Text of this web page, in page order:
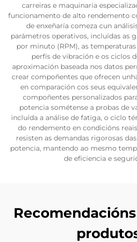
carreiras e maquinaria
funcionamento de alto rendemento
de enxeñaría comeza cun
parámetros operativos, incluídas as
por minuto (RPM), as
perfís de vibración e os ciclos
aproximación baseada nos datos
crear compoñentes que ofrecen
en comparación cos seus
compoñentes personalizados
potencia sométense a probas de
incluída a análise de fatiga, o ciclo
do rendemento en condicións
resisten as demandas rigorosas
potencia, mantendo ao mesmo
de eficiencia e